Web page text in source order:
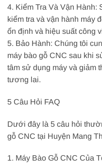
4. Kiểm Tra Và Vận Hành:
kiểm tra và vận hành máy
ổn định và hiệu suất công
5. Bảo Hành: Chúng tôi
máy bào gỗ CNC sau khi
tâm sử dụng máy và giảm
tương lai.
5 Câu Hỏi FAQ
Dưới đây là 5 câu hỏi
gỗ CNC tại Huyện Mang
1. Máy Bào Gỗ CNC Của